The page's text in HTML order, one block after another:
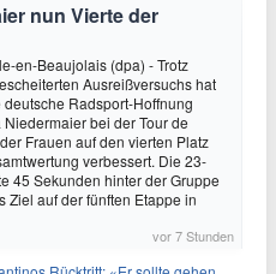
nun Vierte der
en-Beaujolais (dpa) - Trotz
Ausreißversuchs hat
deutsche Radsport-Hoffnung
Niedermaier bei der Tour de
Frauen auf den vierten Platz
verbessert. Die 23-
45 Sekunden hinter der Gruppe
Ziel auf der fünften Etappe in
vor 7 Stunden